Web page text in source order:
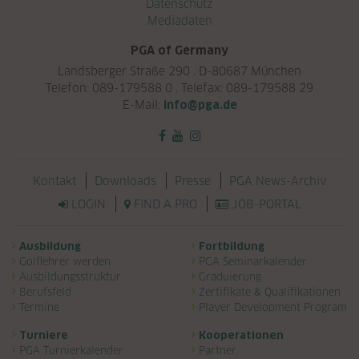
Datenschutz
Mediadaten
PGA of Germany
Landsberger Straße 290 . D-80687 München
Telefon: 089-179588 0 . Telefax: 089-179588 29
E-Mail: info@pga.de
Navigation überspringen
Kontakt Downloads Presse
PGA News-Archiv
LOGIN
FIND A PRO JOB-PORTAL
Navigation überspringen
Ausbildung
Golflehrer werden
Ausbildungsstruktur
Berufsfeld
Termine
Fortbildung
PGA Seminarkalender
Graduierung
Zertifikate & Qualifikationen
Player Development Program
Turniere
PGA Turnierkalender
Kooperationen
Partner